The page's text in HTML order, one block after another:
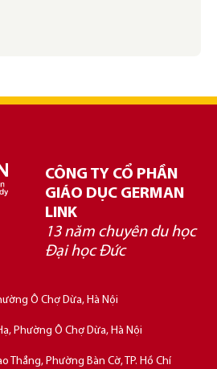
CÔNG TY CỔ PHẦN
GIÁO DỤC GERMAN
LINK
13 năm chuyên du học
Đại học Đức
Ô Chợ Dừa, Hà Nội
Phường Ô Chợ Dừa, Hà Nội
Thắng, Phường Bàn Cờ, TP. Hồ Chí